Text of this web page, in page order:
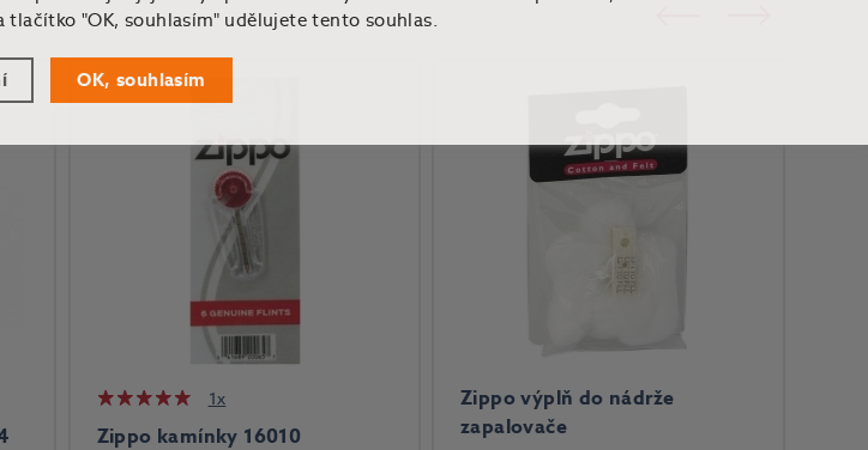
1x
Zippo kamínky 16010
Zippo výplň do nádrže
zapalovače
"OK, souhlasím" udělujete tento souhlas.
OK, souhlasím